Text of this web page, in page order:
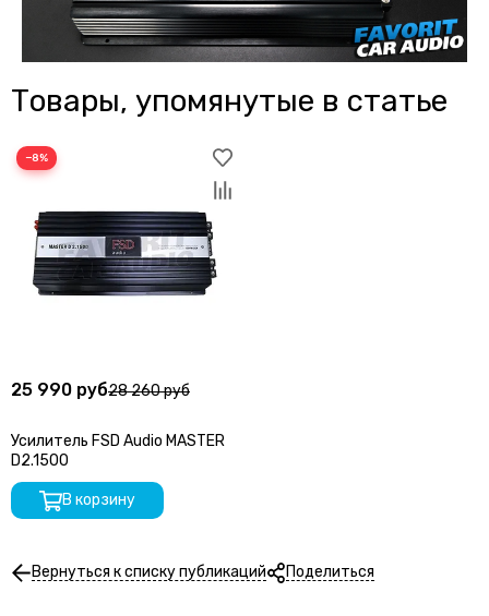
Товары, упомянутые в статье
−8%
25 990 руб28 260 руб
Усилитель FSD Audio MASTER
D2.1500
В корзину
Вернуться к списку публикаций Поделиться